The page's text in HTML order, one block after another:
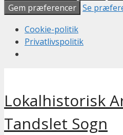
Gem præferencer Se
Cookie-politik
Privatlivspolitik
indhold
Lokalhistorisk
Tandslet Sogn